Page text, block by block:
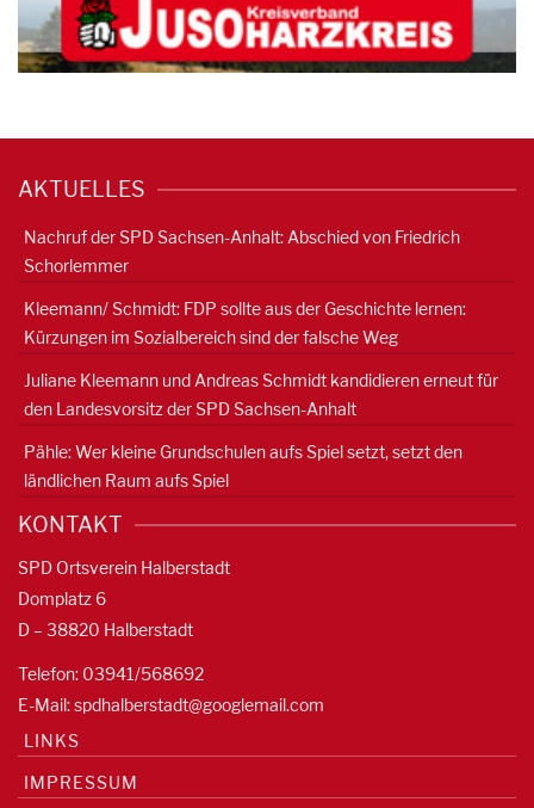
AKTUELLES
Nachruf der SPD Sachsen-Anhalt: Abschied von Friedrich
Schorlemmer
Kleemann/ Schmidt: FDP sollte aus der Geschichte lernen:
Kürzungen im Sozialbereich sind der falsche Weg
Juliane Kleemann und Andreas Schmidt kandidieren erneut für
den Landesvorsitz der SPD Sachsen-Anhalt
Pähle: Wer kleine Grundschulen aufs Spiel setzt, setzt den
ländlichen Raum aufs Spiel
KONTAKT
SPD Ortsverein Halberstadt
Domplatz 6
D – 38820 Halberstadt
Telefon: 03941/568692
E-Mail:spdhalberstadt@googlemail.com
LINKS
IMPRESSUM